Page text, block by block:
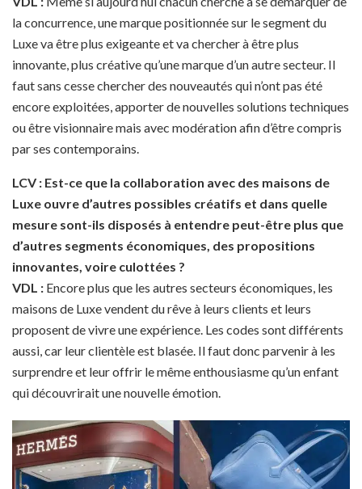
la concurrence, une marque positionnée sur le segment du
Luxe va être plus exigeante et va chercher à être plus
innovante, plus créative qu’une marque d’un autre secteur. Il
faut sans cesse chercher des nouveautés qui n’ont pas été
encore exploitées, apporter de nouvelles solutions techniques
ou être visionnaire mais avec modération afin d’être compris
par ses contemporains.
LCV : Est-ce que la collaboration avec des maisons de
Luxe ouvre d’autres possibles créatifs et dans quelle
mesure sont-ils disposés à entendre peut-être plus que
d’autres segments économiques, des propositions
innovantes, voire culottées ?
VDL : Encore plus que les autres secteurs économiques, les
maisons de Luxe vendent du rêve à leurs clients et leurs
proposent de vivre une expérience. Les codes sont différents
aussi, car leur clientèle est blasée. Il faut donc parvenir à les
surprendre et leur offrir le même enthousiasme qu’un enfant
qui découvrirait une nouvelle émotion.